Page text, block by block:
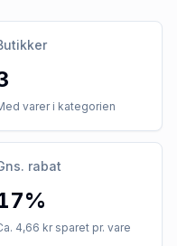
varer i kategorien
rabat
4,66 kr sparet pr. vare